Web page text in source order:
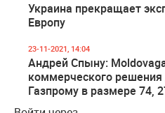
Украина прекращает
Европу
23-11-2021, 14:04
Андрей Спыну:
коммерческого
Газпрому в размере 74,